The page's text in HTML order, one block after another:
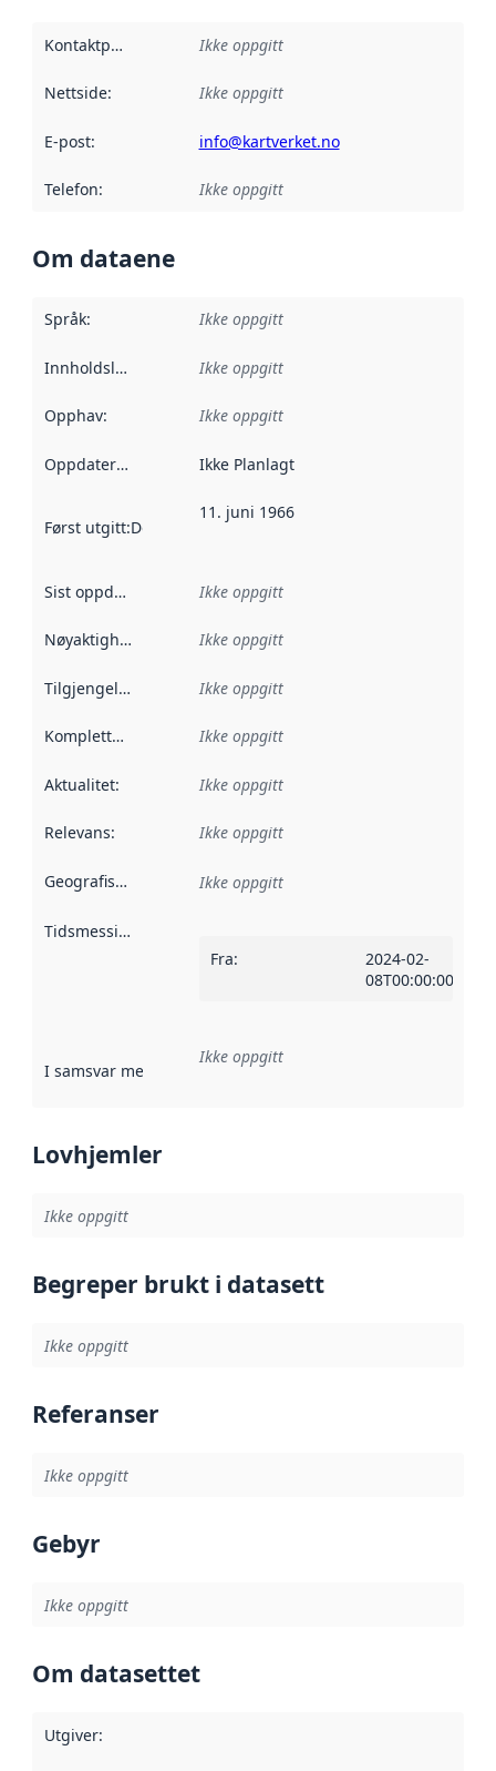
Kontaktpunkt Ikke oppgitt
Nettside: Ikke oppgitt
E-post: info@kartverket.no
Telefon: Ikke oppgitt
Om dataene
Språk: Ikke oppgitt
Innholdsleverandører :
Ikke oppgitt
Opphav: Ikke oppgitt
Oppdateringsfrekvens :
Ikke Planlagt
Først utgitt:Denne datoen sier når dataene i dette
11. juni 1966
Sist oppdatert Ikke oppgitt
Nøyaktighet Ikke oppgitt
Tilgjengelighet Ikke oppgitt
Kompletthet Ikke oppgitt
Aktualitet: Ikke oppgitt
Relevans: Ikke oppgitt
Geografisk avgrensning :
Ikke oppgitt
Tidsmessig avgrensning
Fra:
2024-02-
08T00:00:00Z
I samsvar med Referanse til en implementasjonsregel
Ikke oppgitt
Lovhjemler
Ikke oppgitt
Begreper brukt i datasett
Ikke oppgitt
Referanser
Ikke oppgitt
Gebyr
Ikke oppgitt
Om datasettet
Utgiver: